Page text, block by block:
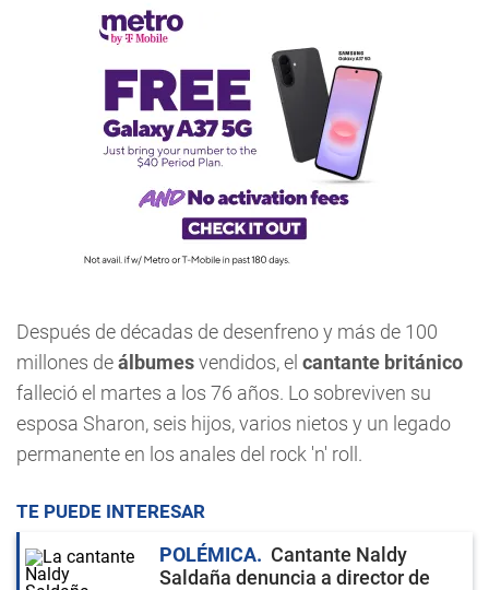
Después de décadas de desenfreno y más de 100
millones deálbumesvendidos, el cantante británico
falleció el martes a los 76 años. Lo sobreviven su
esposa Sharon, seis hijos, varios nietos y un legado
permanente en los anales del rock 'n' roll.
TE PUEDE INTERESAR
POLÉMICA
Cantante Naldy
Saldaña denuncia a director de